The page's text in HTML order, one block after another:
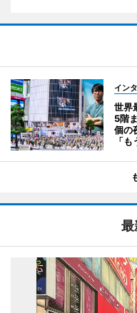
イン
世界
5階
個の
「
最